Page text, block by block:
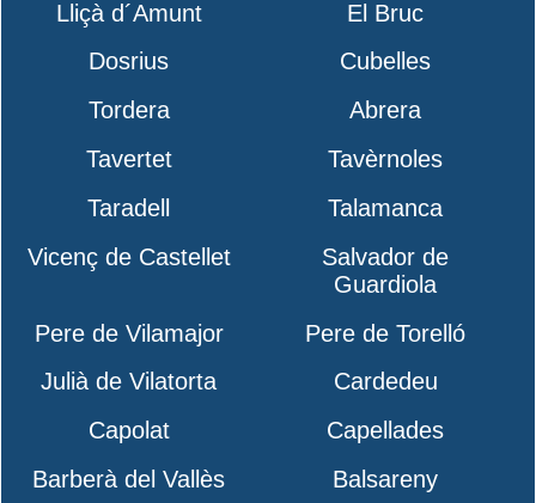
Lliçà d´Amunt
El Bruc
Dosrius
Cubelles
Tordera
Abrera
Tavertet
Tavèrnoles
Taradell
Talamanca
Vicenç de Castellet
Salvador de
Guardiola
Pere de Vilamajor
Pere de Torelló
Julià de Vilatorta
Cardedeu
Capolat
Capellades
Barberà del Vallès
Balsareny